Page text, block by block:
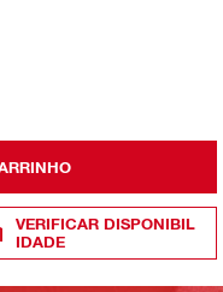
VERIFICAR DISPONIBIL
IDADE